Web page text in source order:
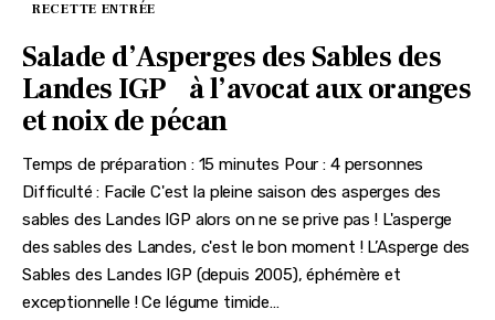
RECETTE ENTRÉE
Salade d’Asperges des Sables des
Landes IGP à l’avocat aux oranges
et noix de pécan
Temps de préparation : 15 minutes Pour : 4 personnes
Difficulté : Facile C'est la pleine saison des asperges des
sables des Landes IGP alors on ne se prive pas ! L'asperge
des sables des Landes, c'est le bon moment ! L’Asperge des
Sables des Landes IGP (depuis 2005), éphémère et
exceptionnelle ! Ce légume timide…